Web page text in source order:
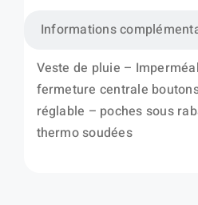
Informations
Veste de pluie –
fermeture centrale
réglable – poches sous
thermo soudées